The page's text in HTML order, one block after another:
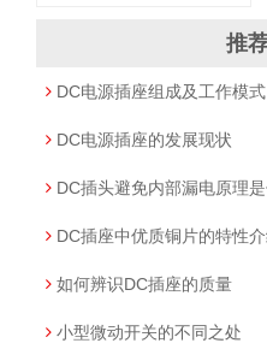
推
DC电源插座组成及工作模式
DC电源插座的发展现状
DC插头避免内部漏电原理
DC插座中优质铜片的特性
如何辨识DC插座的质量
小型微动开关的不同之处